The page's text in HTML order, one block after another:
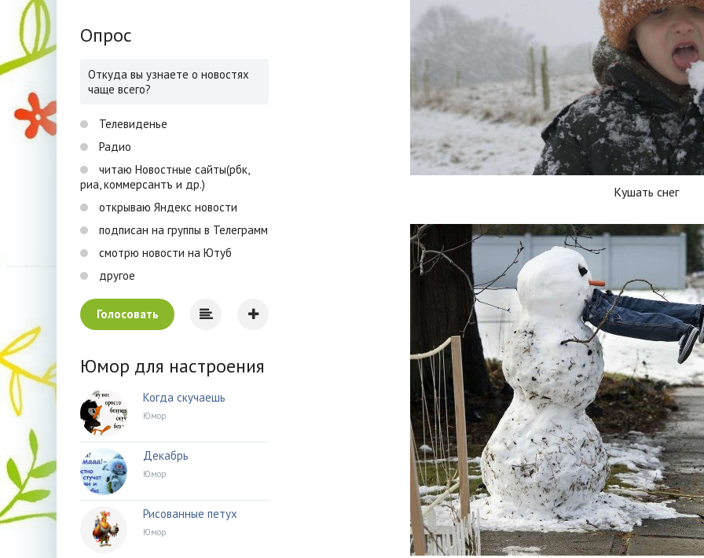
Кушать снег
Опрос
Откуда вы узнаете о новостях
чаще всего?
Телевиденье
Радио
читаю Новостные сайты(рбк,
риа, коммерсантъ и др.)
открываю Яндекс новости
подписан на группы в Телеграмм
смотрю новости на Ютуб
другое
Голосовать
Юмор для настроения
Когда скучаешь
Юмор
Декабрь
Юмор
Рисованные петух
Юмор